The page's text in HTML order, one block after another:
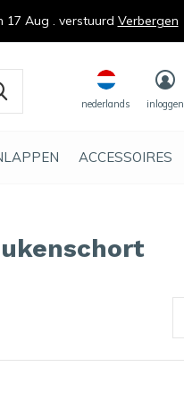
ACCESSOIRES
nederlands inloggen
Aug . verstuurd Verbergen